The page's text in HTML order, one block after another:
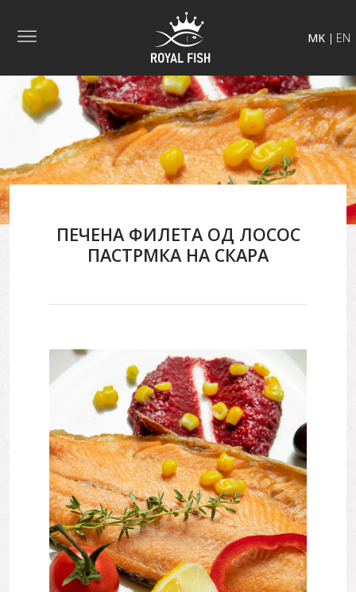
MK EN
ПЕЧЕНА ФИЛЕТА ОД ЛОСОС
ПАСТРМКА НА СКАРА